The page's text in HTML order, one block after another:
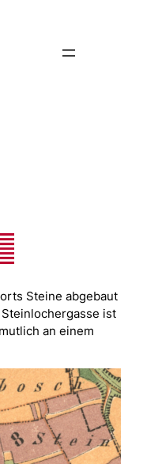
Steine abgebaut
ist
an einem